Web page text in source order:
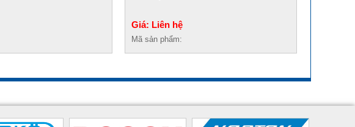
Giá: Liên hệ
Mã sản phẩm: